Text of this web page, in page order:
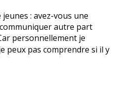
: avez-vous une
autre part
personnellement je
peux pas comprendre si il y